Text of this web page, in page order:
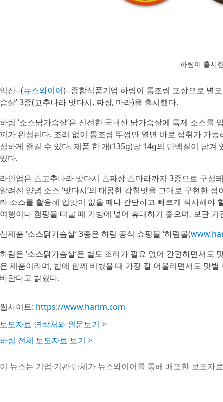
하림이 출시
익산--(뉴스와이어)--종합식품기업 하림이 통조림 포장으로 별
슴살’ 3종(고추나라 맛다시, 짜장, 마라)을 출시했다.
하림 ‘소스닭가슴살’은 신선한 국내산 닭가슴살에 특제 소스
끼가 완성된다. 조리 없이 통조림 뚜껑만 열면 바로 섭취가 가
성하게 즐길 수 있다. 제품 한 개(135g)당 14g의 단백질이 담
있다.
라인업은 △고추나라 맛다시 △짜장 △마라까지 3종으로 구성돼
알려진 양념 소스 ‘맛다시’의 매콤한 감칠맛을 그대로 구현한
라 소스를 활용해 입맛이 없을 때나 간단하고 빠르게 식사해야
여행이나 캠핑을 떠날 때 가방에 넣어 휴대하기 좋으며, 보관
신제품 ‘소스닭가슴살’ 3종은 하림 공식 쇼핑몰 ‘하림몰(
하림은 ‘소스닭가슴살’은 별도 조리가 필요 없어 간편하면서
은 제품이라며, 밥에 함께 비볐을 때 가장 잘 어울리면서도 맛
바란다고 밝혔다.
웹사이트: https://www.harim.com
보도자료 연락처와 원문보기 >
하림 전체 보도자료 보기 >
이 뉴스는 기업·기관·단체가 뉴스와이어를 통해 배포한 보도자